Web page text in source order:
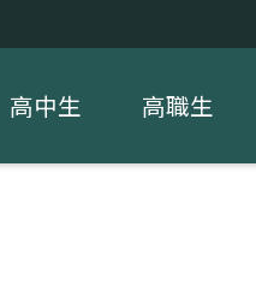
高中生 高職生